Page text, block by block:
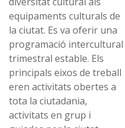
equipaments culturals de
la ciutat. Es va oferir una
programació intercultural
trimestral estable. Els
principals eixos de treball
eren activitats obertes a
tota la ciutadania,
activitats en grup i